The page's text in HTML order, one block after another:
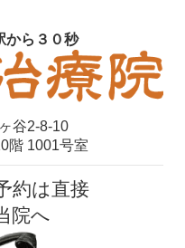
から３０秒
谷2-8-10
階 1001号室
約は直接
院へ